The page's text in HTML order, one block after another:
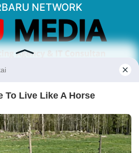
NETWORK
Kabarbaru.co
sudut pandang berbaik sangka
Kabarbaru